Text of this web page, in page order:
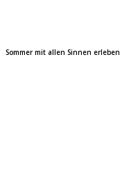
Sommer mit allen Sinnen erleben